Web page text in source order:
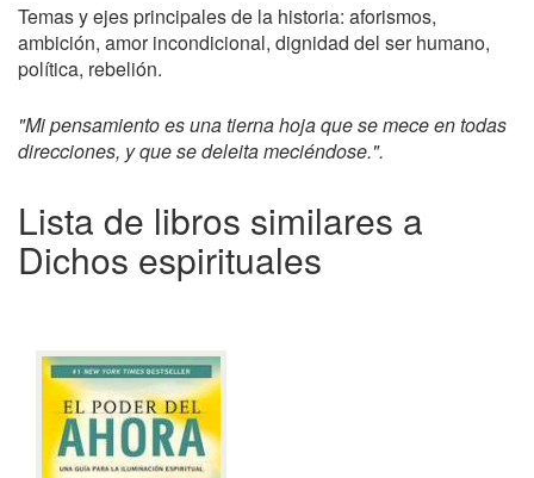
Temas y ejes principales de la historia: aforismos,
ambición, amor incondicional, dignidad del ser humano,
política, rebelión.
"Mi pensamiento es una tierna hoja que se mece en todas
direcciones, y que se deleita meciéndose.".
Lista de libros similares a
Dichos espirituales